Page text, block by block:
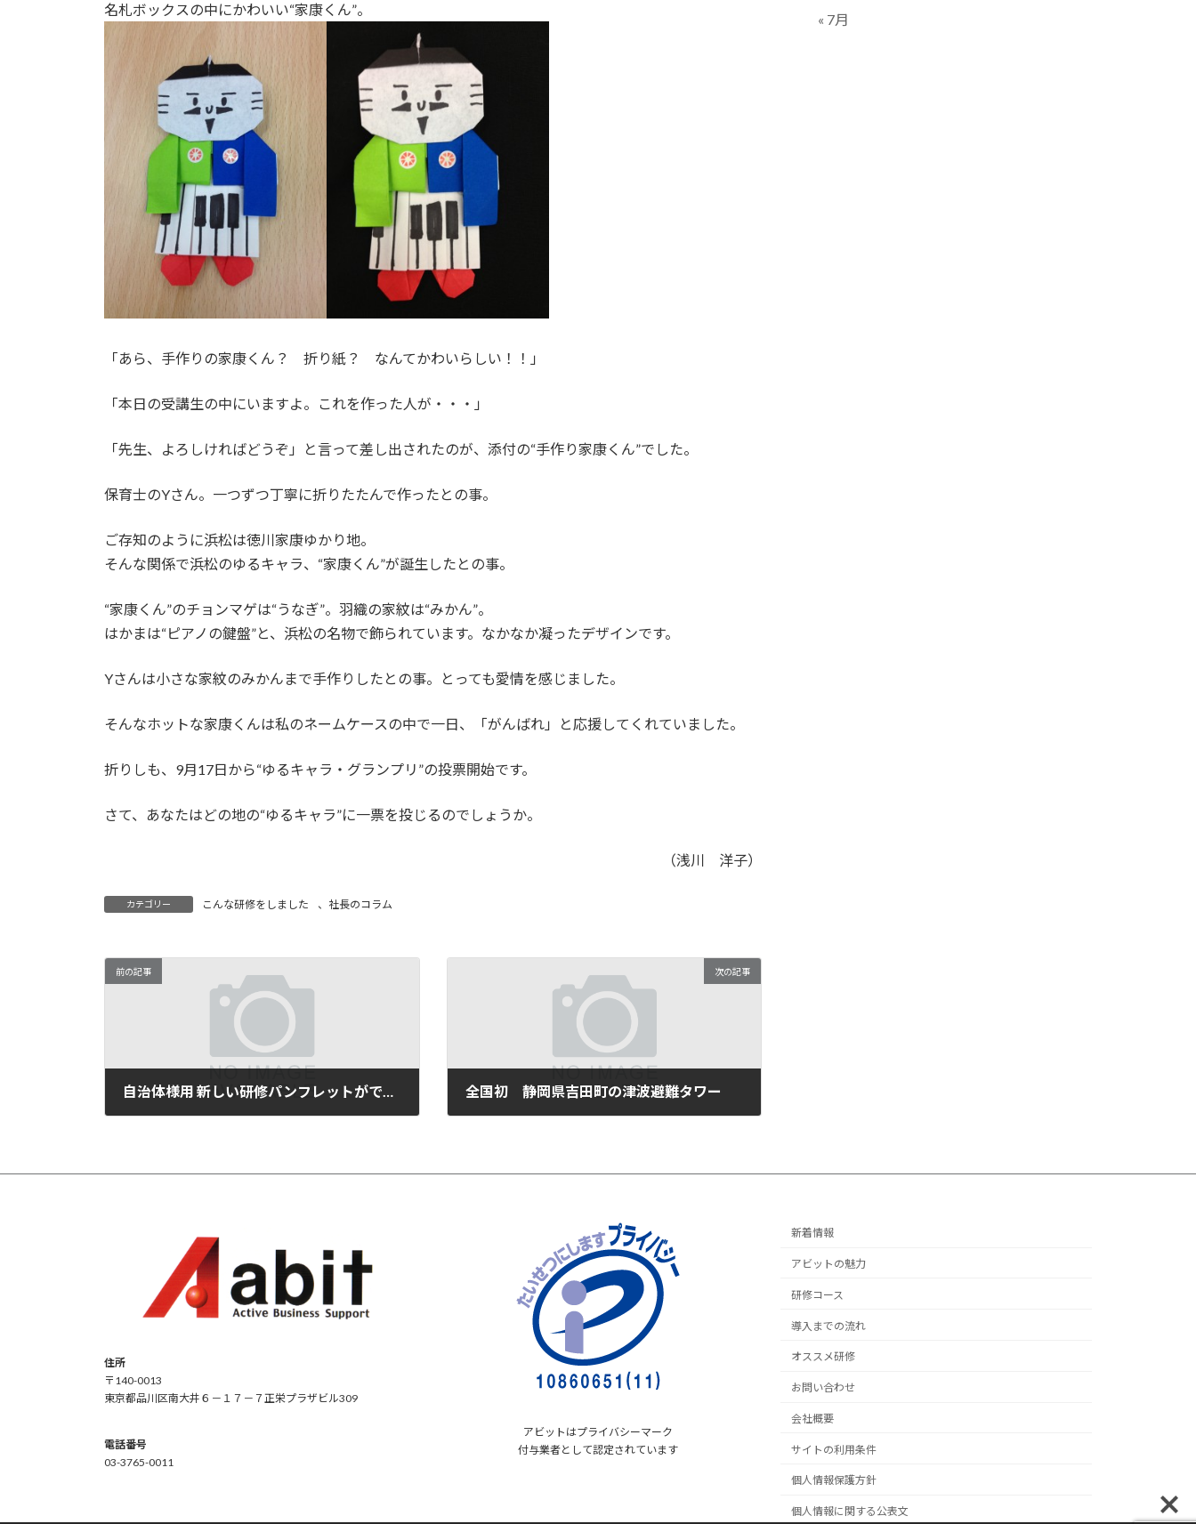
名札ボックスの中にかわいい“家康くん”。
「あら、手作りの家康くん？ 折り紙？ なんてかわいらしい！！」
「本日の受講生の中にいますよ。これを作った人が・・・」
「先生、よろしければどうぞ」と言って差し出されたのが、添付の“手作り家康くん”でした。
保育士のYさん。一つずつ丁寧に折りたたんで作ったとの事。
ご存知のように浜松は徳川家康ゆかり地。
そんな関係で浜松のゆるキャラ、“家康くん”が誕生したとの事。
“家康くん”のチョンマゲは“うなぎ”。羽織の家紋は“みかん”。
はかまは“ピアノの鍵盤”と、浜松の名物で飾られています。なかなか凝ったデザインです。
Yさんは小さな家紋のみかんまで手作りしたとの事。とっても愛情を感じました。
そんなホットな家康くんは私のネームケースの中で一日、「がんばれ」と応援してくれていました。
折りしも、9月17日から“ゆるキャラ・グランプリ”の投票開始です。
さて、あなたはどの地の“ゆるキャラ”に一票を投じるのでしょうか。
（浅川 洋子）
カテゴリー こんな研修をしました 、 社長のコラム
前の記事
自治体様用 新しい研修パンフレットができました
次の記事
全国初 静岡県吉田町の津波避難タワー
« 7月
住所
〒140-0013
東京都品川区南大井６－１７－７正栄プラザビル309
電話番号
03-3765-0011
アビットはプライバシーマーク
付与業者として認定されています
新着情報
アビットの魅力
研修コース
導入までの流れ
オススメ研修
お問い合わせ
会社概要
サイトの利用条件
個人情報保護方針
個人情報に関する公表文